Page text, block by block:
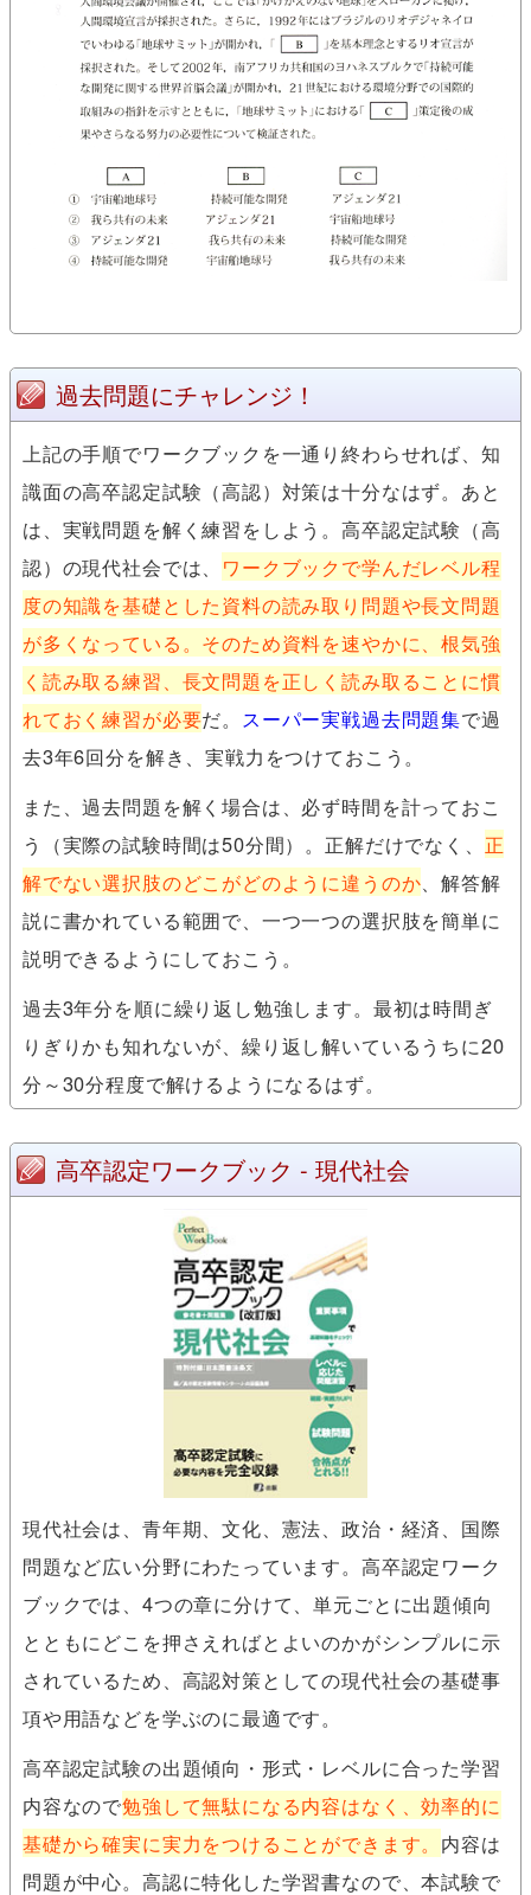
過去問題にチャレンジ！
上記の手順でワークブックを一通り終わらせれば、知
識面の高卒認定試験（高認）対策は十分なはず。あと
は、実戦問題を解く練習をしよう。高卒認定試験（高
認）の現代社会では、 ワークブックで学んだレベル程
度の知識を基礎とした資料の読み取り問題や長文問題
が多くなっている。そのため資料を速やかに、根気強
く読み取る練習、長文問題を正しく読み取ることに慣
れておく練習が必要だ。 スーパー実戦過去問題集で過
去3年6回分を解き、実戦力をつけておこう。
また、過去問題を解く場合は、必ず時間を計っておこ
う（実際の試験時間は50分間）。正解だけでなく、 正
解でない選択肢のどこがどのように違うのか、解答解
説に書かれている範囲で、一つ一つの選択肢を簡単に
説明できるようにしておこう。
過去3年分を順に繰り返し勉強します。最初は時間ぎ
りぎりかも知れないが、繰り返し解いているうちに20
分～30分程度で解けるようになるはず。
高卒認定ワークブック - 現代社会
現代社会は、青年期、文化、憲法、政治・経済、国際
問題など広い分野にわたっています。高卒認定ワーク
ブックでは、4つの章に分けて、単元ごとに出題傾向
とともにどこを押さえればとよいのかがシンプルに示
されているため、高認対策としての現代社会の基礎事
項や用語などを学ぶのに最適です。
高卒認定試験の出題傾向・形式・レベルに合った学習
内容なので勉強して無駄になる内容はなく、効率的に
基礎から確実に実力をつけることができます。 内容は
問題が中心。高認に特化した学習書なので、本試験で